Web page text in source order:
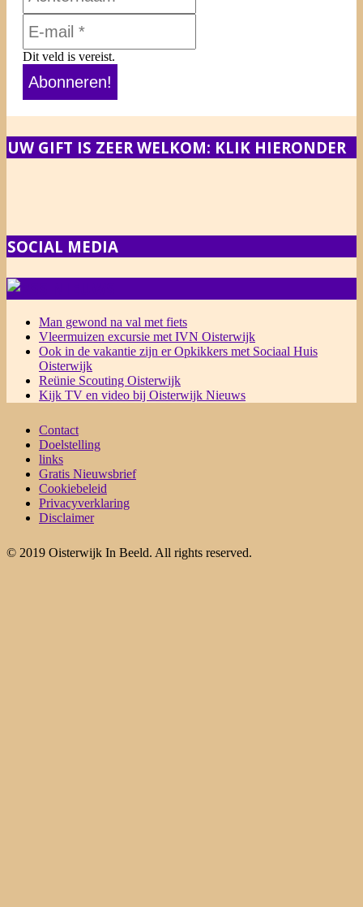
Dit veld is vereist.
UW GIFT IS ZEER WELKOM: KLIK HIERONDER
SOCIAL MEDIA
Man gewond na val met fiets
Vleermuizen excursie met IVN Oisterwijk
Ook in de vakantie zijn er Opkikkers met Sociaal Huis
Oisterwijk
Reünie Scouting Oisterwijk
Kijk TV en video bij Oisterwijk Nieuws
Contact
Doelstelling
links
Gratis Nieuwsbrief
Cookiebeleid
Privacyverklaring
Disclaimer
© 2019 Oisterwijk In Beeld. All rights reserved.